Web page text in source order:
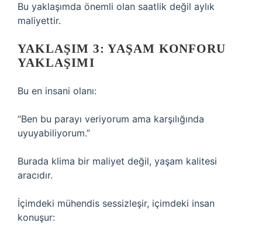
Bu yaklaşımda önemli olan saatlik değil aylık
maliyettir.
YAKLAŞIM 3: YAŞAM KONFORU
YAKLAŞIMI
Bu en insani olanı:
“Ben bu parayı veriyorum ama karşılığında
uyuyabiliyorum.”
Burada klima bir maliyet değil, yaşam kalitesi
aracıdır.
İçimdeki mühendis sessizleşir, içimdeki insan
konuşur: